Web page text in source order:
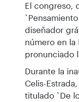
El congreso,
diseñador
número en la
pronunciado
Durante la
Celis-
titulado `De